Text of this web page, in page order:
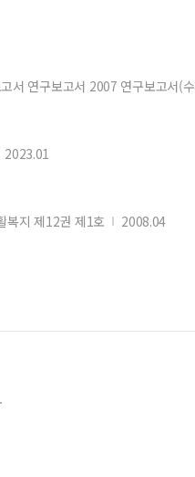
서 연구보고서 2007 연구보고서(
2023.01
복지 제12권 제1호 2008.04